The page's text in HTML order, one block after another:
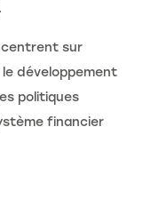
sur
développement
politiques
financier